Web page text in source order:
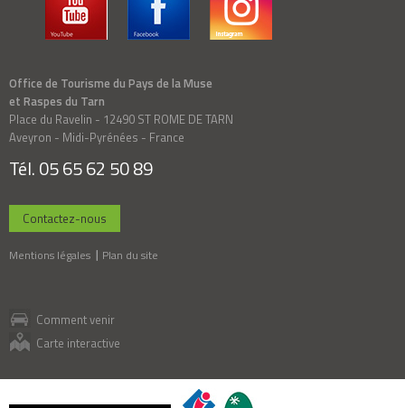
Office de Tourisme du Pays de la Muse
et Raspes du Tarn
Place du Ravelin - 12490 ST ROME DE TARN
Aveyron - Midi-Pyrénées - France
Tél. 05 65 62 50 89
Contactez-nous
Mentions légales Plan du site
Comment venir
Carte interactive